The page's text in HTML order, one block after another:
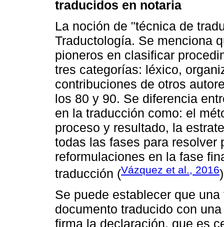
traducidos en notaria
La noción de "técnica de
Traductología. Se menciona
pioneros en clasificar
tres categorías: léxico,
contribuciones de otros
los 80 y 90. Se diferencia
en la traducción como: el
proceso y resultado, la
todas las fases para resolver
reformulaciones en la fase
traducción (Vázquez et al., 2016
Se puede establecer que
documento traducido con
firma la declaración, que es